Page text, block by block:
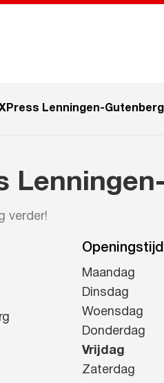
XPress Lenningen-Gutenberg
verder!
Maandag
Dinsdag
Woensdag
Donderdag
Vrijdag
Zaterdag